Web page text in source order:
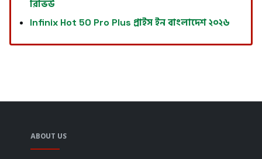
রিভিউ
Infinix Hot 50 Pro Plus প্রাইস ইন বাংলাদেশ ২০২৬
ABOUT US